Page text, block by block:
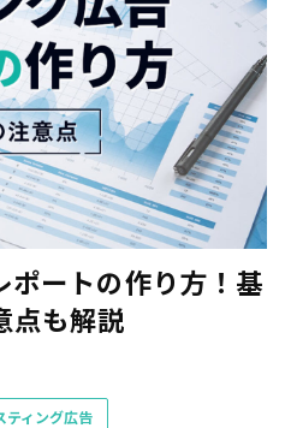
ポートの作り方！基
点も解説
ティング広告